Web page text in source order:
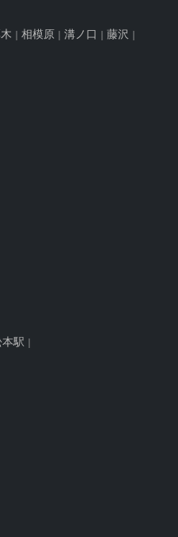
相模原 溝ノ口 藤沢
駅